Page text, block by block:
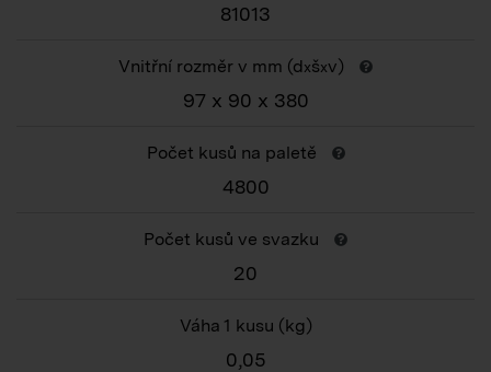
81013
Vnitřní rozměr v mm (dxšxv)
97 x 90 x 380
Počet kusů na paletě
4800
Počet kusů ve svazku
20
Váha 1 kusu (kg)
0,05